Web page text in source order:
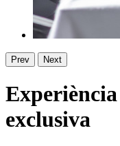
Prev Next
exclusiva